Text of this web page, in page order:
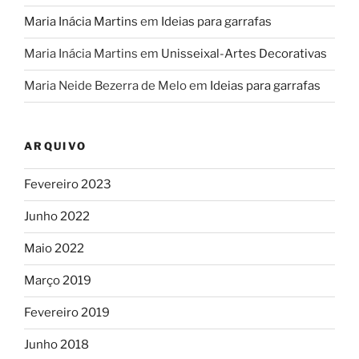
Maria Inácia Martins em Ideias para garrafas
Maria Inácia Martins em Unisseixal-Artes Decorativas
Maria Neide Bezerra de Meloem Ideias para garrafas
ARQUIVO
Fevereiro 2023
Junho 2022
Maio 2022
Março 2019
Fevereiro 2019
Junho 2018